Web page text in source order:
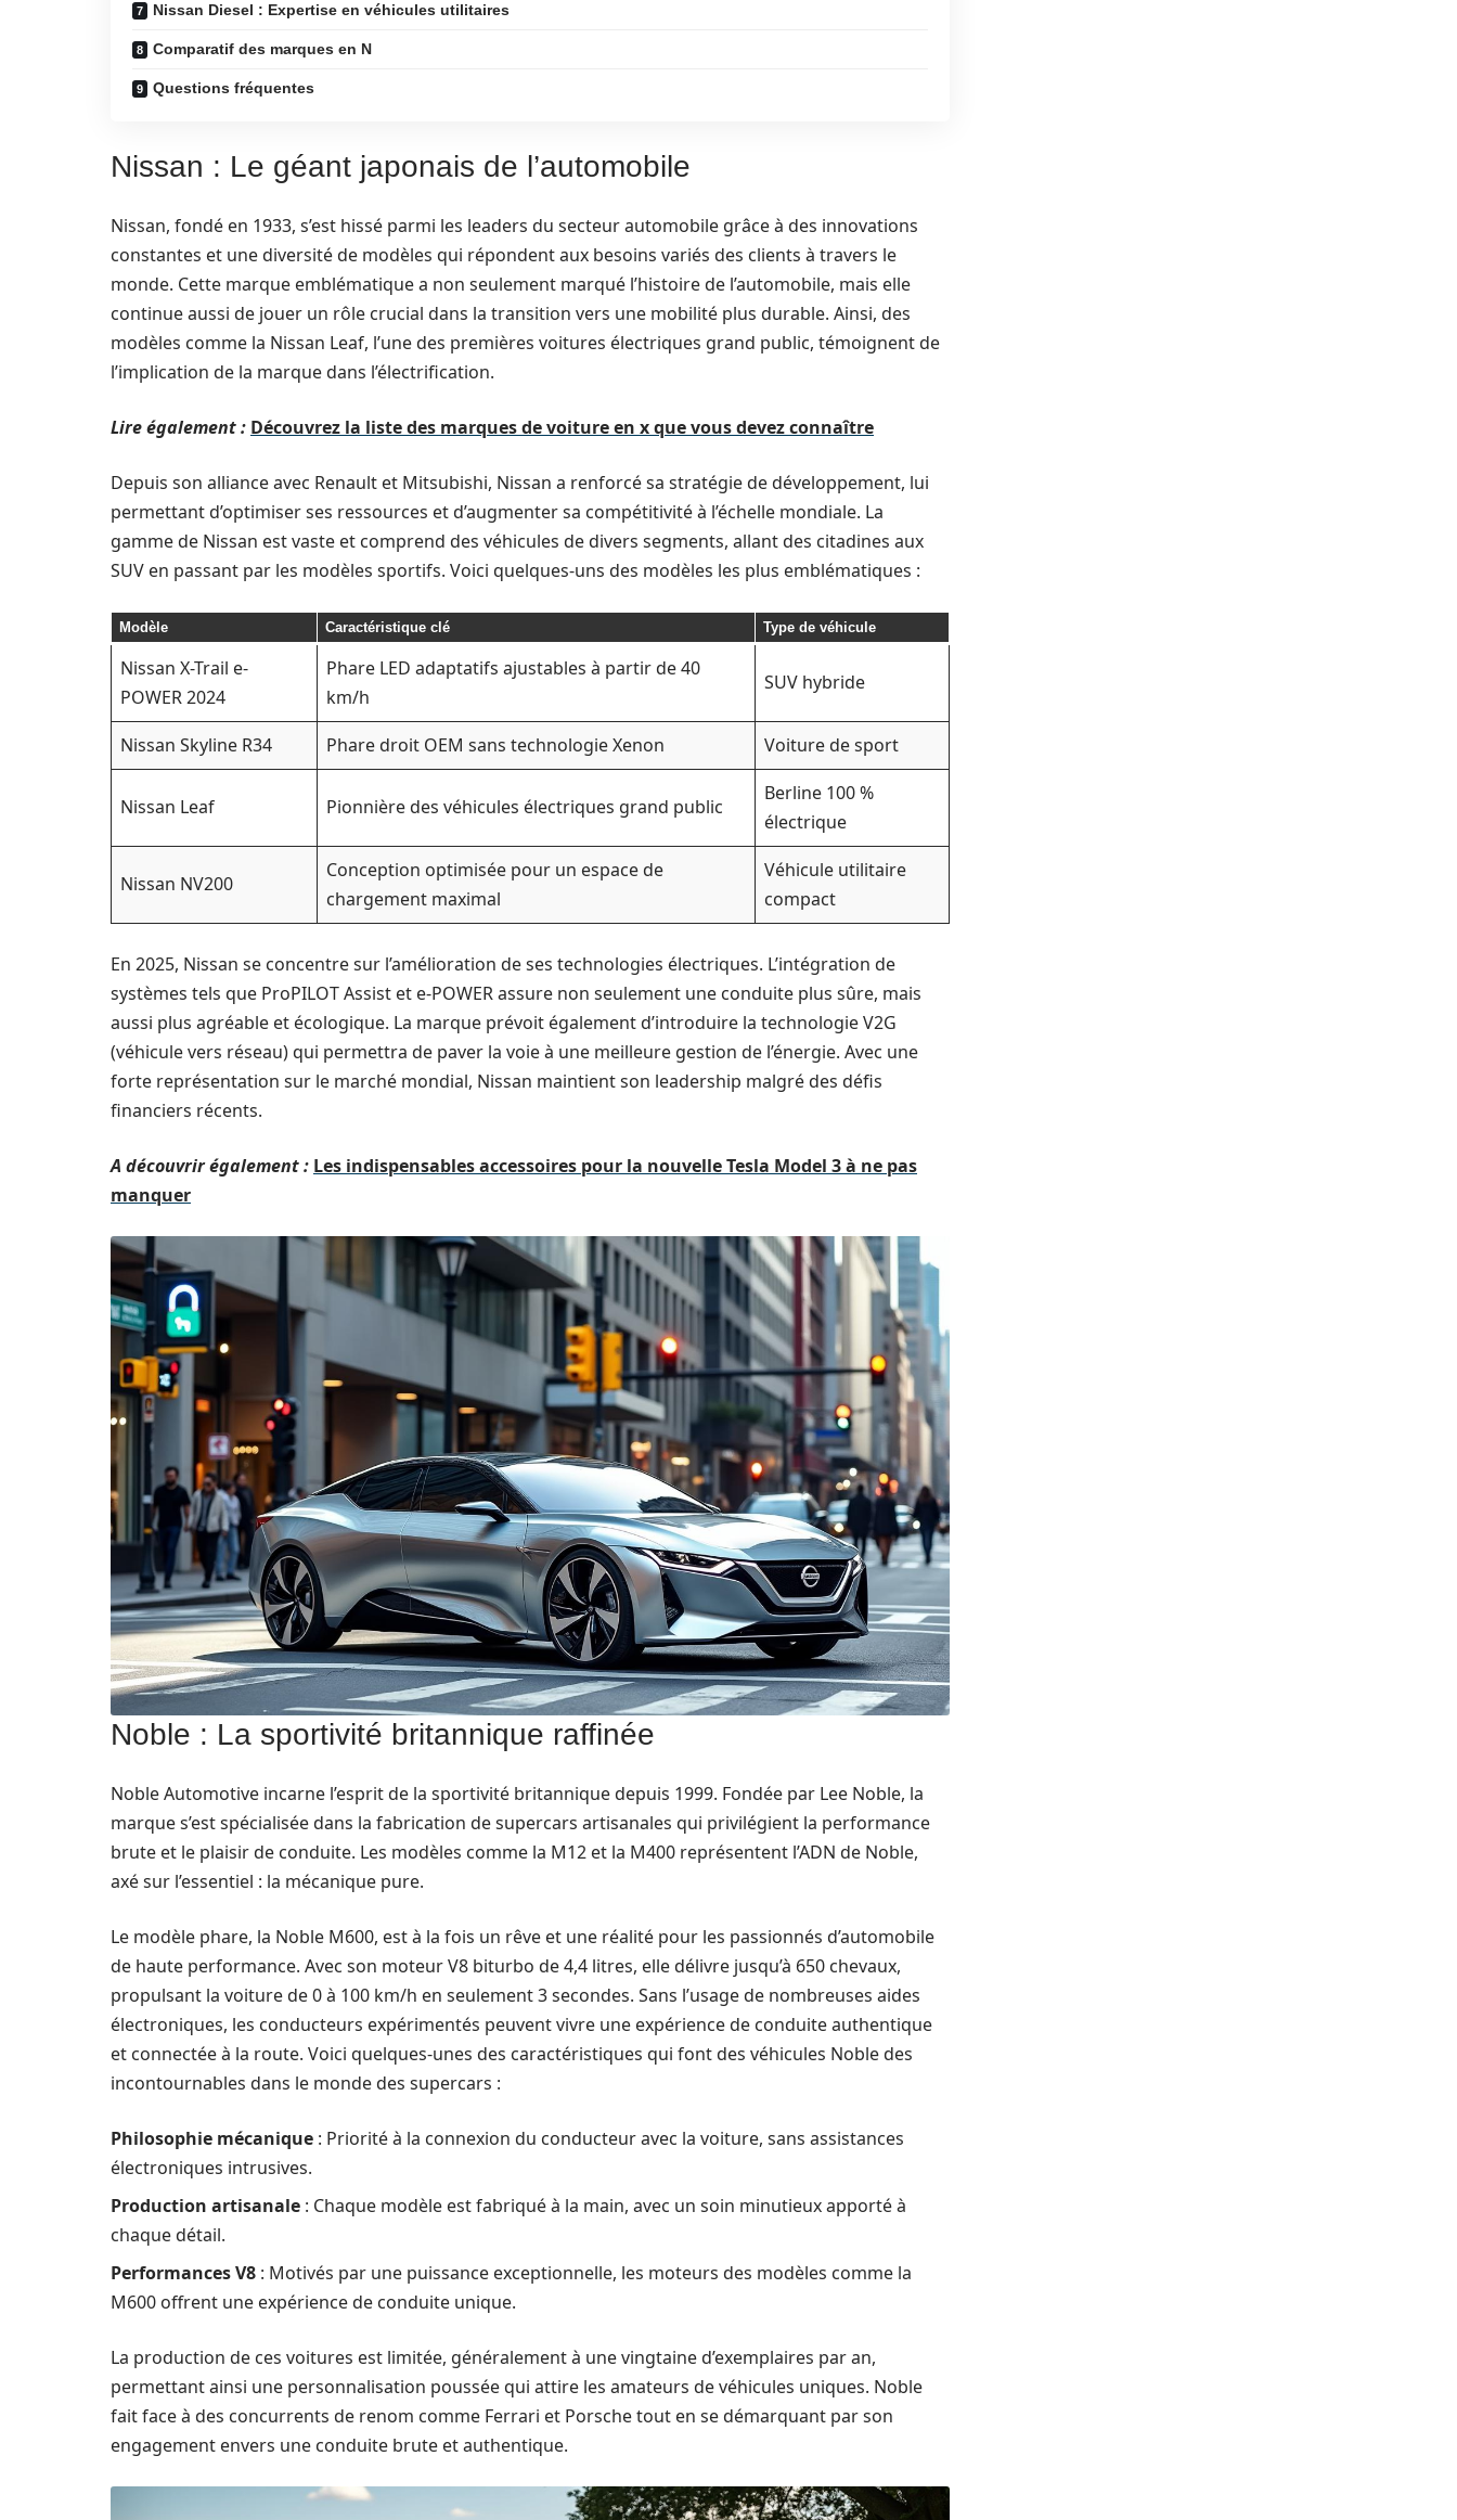
Nissan Diesel : Expertise en véhicules utilitaires
Comparatif des marques en N
Questions fréquentes
Nissan : Le géant japonais de l’automobile
Nissan, fondé en 1933, s’est hissé parmi les leaders du secteur automobile grâce à des innovations
constantes et une diversité de modèles qui répondent aux besoins variés des clients à travers le
monde. Cette marque emblématique a non seulement marqué l’histoire de l’automobile, mais elle
continue aussi de jouer un rôle crucial dans la transition vers une mobilité plus durable. Ainsi, des
modèles comme la Nissan Leaf, l’une des premières voitures électriques grand public, témoignent de
l’implication de la marque dans l’électrification.
Lire également : Découvrez la liste des marques de voiture en x que vous devez connaître
Depuis son alliance avec Renault et Mitsubishi, Nissan a renforcé sa stratégie de développement, lui
permettant d’optimiser ses ressources et d’augmenter sa compétitivité à l’échelle mondiale. La
gamme de Nissan est vaste et comprend des véhicules de divers segments, allant des citadines aux
SUV en passant par les modèles sportifs. Voici quelques-uns des modèles les plus emblématiques :
Modèle Caractéristique clé Type de véhicule
Nissan X-Trail e-
POWER 2024
Phare LED adaptatifs ajustables à partir de 40
km/h
SUV hybride
Nissan Skyline R34 Phare droit OEM sans technologie Xenon Voiture de sport
Nissan Leaf Pionnière des véhicules électriques grand public
Berline 100 %
électrique
Nissan NV200
Conception optimisée pour un espace de
chargement maximal
Véhicule utilitaire
compact
En 2025, Nissan se concentre sur l’amélioration de ses technologies électriques. L’intégration de
systèmes tels que ProPILOT Assist et e-POWER assure non seulement une conduite plus sûre, mais
aussi plus agréable et écologique. La marque prévoit également d’introduire la technologie V2G
(véhicule vers réseau) qui permettra de paver la voie à une meilleure gestion de l’énergie. Avec une
forte représentation sur le marché mondial, Nissan maintient son leadership malgré des défis
financiers récents.
A découvrir également : Les indispensables accessoires pour la nouvelle Tesla Model 3 à ne pas
manquer
Noble : La sportivité britannique raffinée
Noble Automotive incarne l’esprit de la sportivité britannique depuis 1999. Fondée par Lee Noble, la
marque s’est spécialisée dans la fabrication de supercars artisanales qui privilégient la performance
brute et le plaisir de conduite. Les modèles comme la M12 et la M400 représentent l’ADN de Noble,
axé sur l’essentiel : la mécanique pure.
Le modèle phare, la Noble M600, est à la fois un rêve et une réalité pour les passionnés d’automobile
de haute performance. Avec son moteur V8 biturbo de 4,4 litres, elle délivre jusqu’à 650 chevaux,
propulsant la voiture de 0 à 100 km/h en seulement 3 secondes. Sans l’usage de nombreuses aides
électroniques, les conducteurs expérimentés peuvent vivre une expérience de conduite authentique
et connectée à la route. Voici quelques-unes des caractéristiques qui font des véhicules Noble des
incontournables dans le monde des supercars :
Philosophie mécanique : Priorité à la connexion du conducteur avec la voiture, sans assistances
électroniques intrusives.
Production artisanale : Chaque modèle est fabriqué à la main, avec un soin minutieux apporté à
chaque détail.
Performances V8 : Motivés par une puissance exceptionnelle, les moteurs des modèles comme la
M600 offrent une expérience de conduite unique.
La production de ces voitures est limitée, généralement à une vingtaine d’exemplaires par an,
permettant ainsi une personnalisation poussée qui attire les amateurs de véhicules uniques. Noble
fait face à des concurrents de renom comme Ferrari et Porsche tout en se démarquant par son
engagement envers une conduite brute et authentique.